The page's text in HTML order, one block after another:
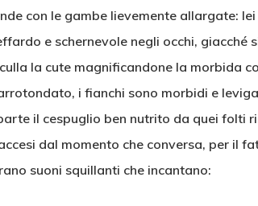
con le gambe lievemente allargate:
e schernevole negli occhi, giacché
la cute magnificandone la morbida
i fianchi sono morbidi e
il cespuglio ben nutrito da quei folti
dal momento che conversa, per il
suoni squillanti che incantano: